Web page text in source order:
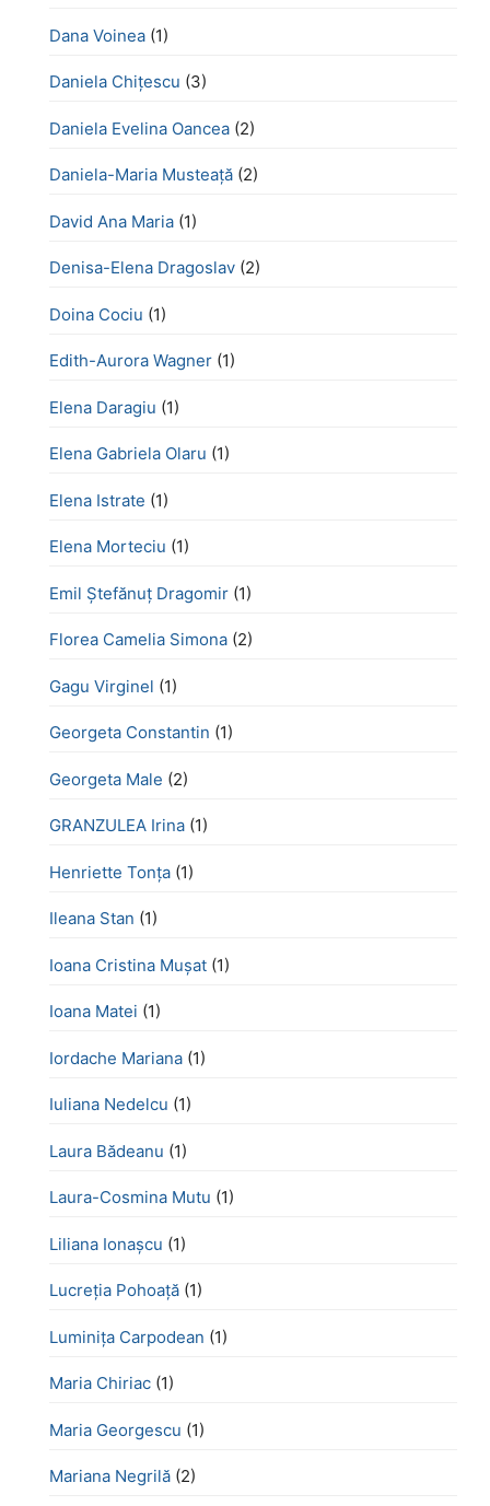
Dana Voinea (1)
Daniela Chițescu (3)
Daniela Evelina Oancea (2)
Daniela-Maria Musteață (2)
David Ana Maria (1)
Denisa-Elena Dragoslav (2)
Doina Cociu (1)
Edith-Aurora Wagner (1)
Elena Daragiu (1)
Elena Gabriela Olaru (1)
Elena Istrate (1)
Elena Morteciu (1)
Emil Ștefănuț Dragomir (1)
Florea Camelia Simona (2)
Gagu Virginel (1)
Georgeta Constantin (1)
Georgeta Male (2)
GRANZULEA Irina (1)
Henriette Tonţa (1)
Ileana Stan (1)
Ioana Cristina Mușat (1)
Ioana Matei (1)
Iordache Mariana (1)
Iuliana Nedelcu (1)
Laura Bădeanu (1)
Laura-Cosmina Mutu (1)
Liliana Ionașcu (1)
Lucreţia Pohoaţă (1)
Luminița Carpodean (1)
Maria Chiriac (1)
Maria Georgescu (1)
Mariana Negrilă (2)